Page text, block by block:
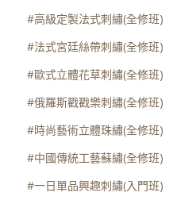
#高級定製法式刺繡(全修班)
#法式宮廷絲帶刺繡(全修班)
#歐式立體花草刺繡(全修班)
#俄羅斯戳戳樂刺繡(全修班)
#時尚藝術立體珠繡(全修班)
#中國傳統工藝蘇繡(全修班)
#一日單品興趣刺繡(入門班)